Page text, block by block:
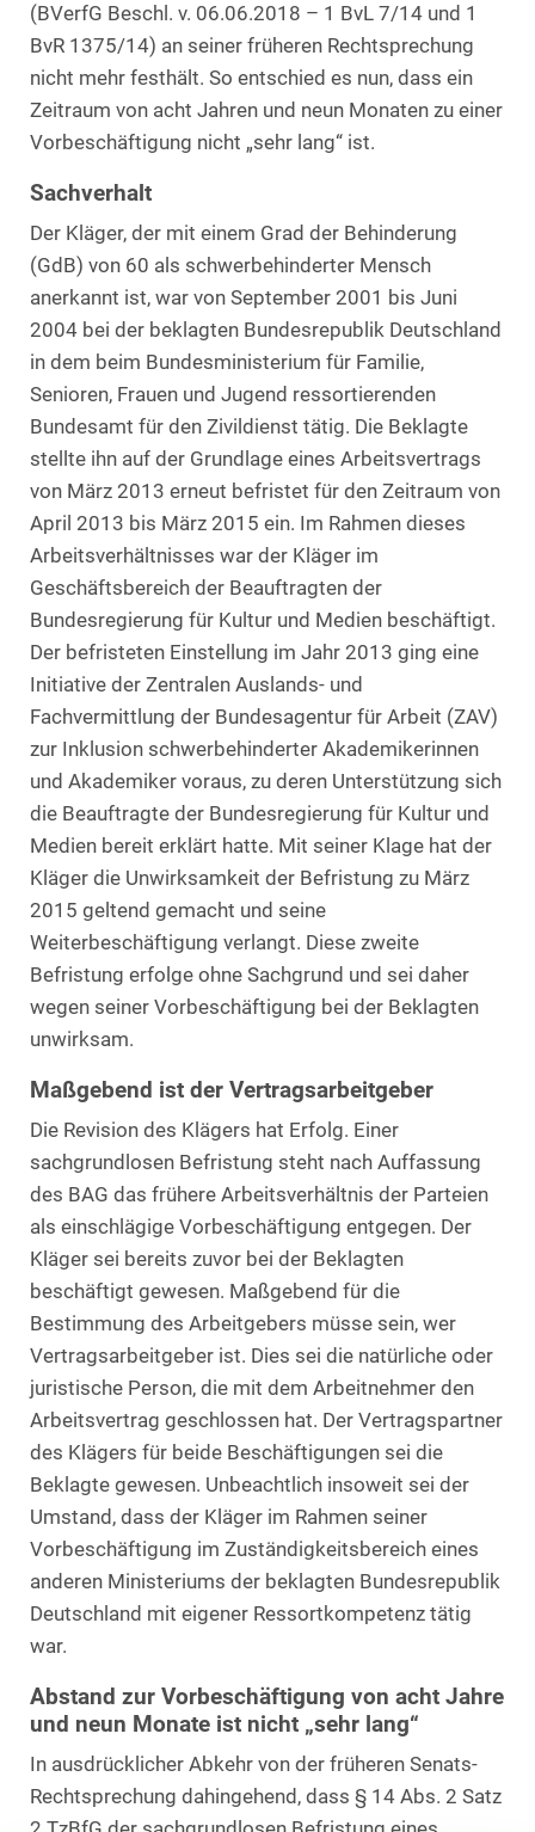
(BVerfG Beschl. v. 06.06.2018 – 1 BvL 7/14 und 1
BvR 1375/14) an seiner früheren Rechtsprechung
nicht mehr festhält. So entschied es nun, dass ein
Zeitraum von acht Jahren und neun Monaten zu einer
Vorbeschäftigung nicht „sehr lang“ ist.
Sachverhalt
Der Kläger, der mit einem Grad der Behinderung
(GdB) von 60 als schwerbehinderter Mensch
anerkannt ist, war von September 2001 bis Juni
2004 bei der beklagten Bundesrepublik Deutschland
in dem beim Bundesministerium für Familie,
Senioren, Frauen und Jugend ressortierenden
Bundesamt für den Zivildienst tätig. Die Beklagte
stellte ihn auf der Grundlage eines Arbeitsvertrags
von März 2013 erneut befristet für den Zeitraum von
April 2013 bis März 2015 ein. Im Rahmen dieses
Arbeitsverhältnisses war der Kläger im
Geschäftsbereich der Beauftragten der
Bundesregierung für Kultur und Medien beschäftigt.
Der befristeten Einstellung im Jahr 2013 ging eine
Initiative der Zentralen Auslands- und
Fachvermittlung der Bundesagentur für Arbeit (ZAV)
zur Inklusion schwerbehinderter Akademikerinnen
und Akademiker voraus, zu deren Unterstützung sich
die Beauftragte der Bundesregierung für Kultur und
Medien bereit erklärt hatte. Mit seiner Klage hat der
Kläger die Unwirksamkeit der Befristung zu März
2015 geltend gemacht und seine
Weiterbeschäftigung verlangt. Diese zweite
Befristung erfolge ohne Sachgrund und sei daher
wegen seiner Vorbeschäftigung bei der Beklagten
unwirksam.
Maßgebend ist der Vertragsarbeitgeber
Die Revision des Klägers hat Erfolg. Einer
sachgrundlosen Befristung steht nach Auffassung
des BAG das frühere Arbeitsverhältnis der Parteien
als einschlägige Vorbeschäftigung entgegen. Der
Kläger sei bereits zuvor bei der Beklagten
beschäftigt gewesen. Maßgebend für die
Bestimmung des Arbeitgebers müsse sein, wer
Vertragsarbeitgeber ist. Dies sei die natürliche oder
juristische Person, die mit dem Arbeitnehmer den
Arbeitsvertrag geschlossen hat. Der Vertragspartner
des Klägers für beide Beschäftigungen sei die
Beklagte gewesen. Unbeachtlich insoweit sei der
Umstand, dass der Kläger im Rahmen seiner
Vorbeschäftigung im Zuständigkeitsbereich eines
anderen Ministeriums der beklagten Bundesrepublik
Deutschland mit eigener Ressortkompetenz tätig
war.
Abstand zur Vorbeschäftigung von acht Jahre
und neun Monate ist nicht „sehr lang“
In ausdrücklicher Abkehr von der früheren Senats-
Rechtsprechung dahingehend, dass § 14 Abs. 2 Satz